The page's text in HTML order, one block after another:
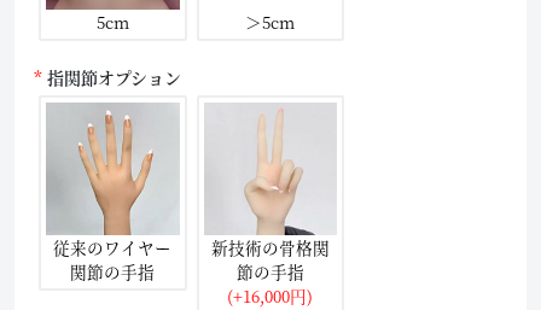
5cm ＞5cm
指関節オプション
従来のワイヤー
関節の手指
新技術の骨格関
節の手指
(+16,000円)